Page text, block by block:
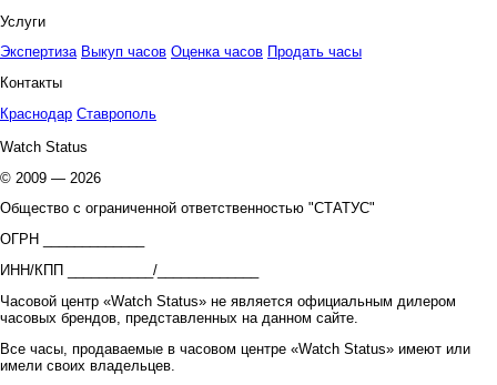
Услуги
Экспертиза Выкуп часов Оценка часов Продать часы
Контакты
Краснодар Ставрополь
Watch Status
© 2009 — 2026
Общество с ограниченной ответственностью "СТАТУС"
ОГРН _____________
ИНН/КПП ___________/_____________
Часовой центр «Watch Status» не является официальным дилером
часовых брендов, представленных на данном сайте.
Все часы, продаваемые в часовом центре «Watch Status» имеют или
имели своих владельцев.